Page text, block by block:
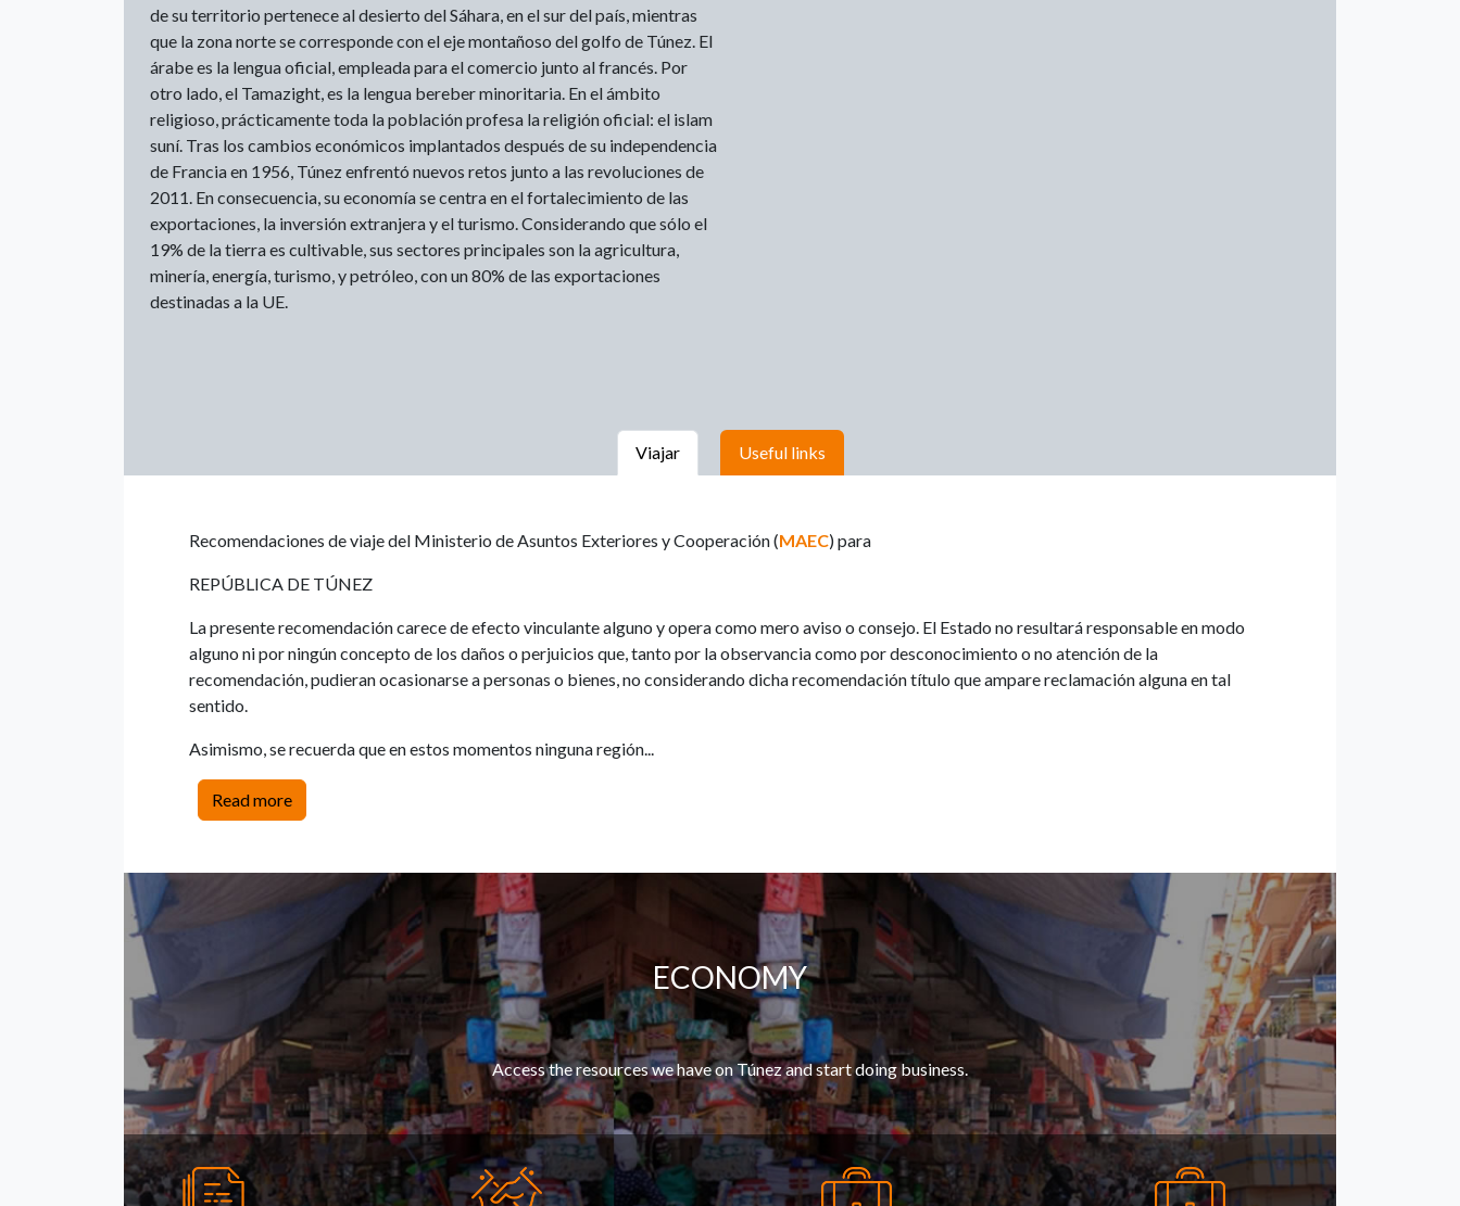
de su territorio pertenece al desierto del Sáhara, en el sur del país, mientras
que la zona norte se corresponde con el eje montañoso del golfo de Túnez. El
árabe es la lengua oficial, empleada para el comercio junto al francés. Por
otro lado, el Tamazight, es la lengua bereber minoritaria. En el ámbito
religioso, prácticamente toda la población profesa la religión oficial: el islam
suní. Tras los cambios económicos implantados después de su independencia
de Francia en 1956, Túnez enfrentó nuevos retos junto a las revoluciones de
2011. En consecuencia, su economía se centra en el fortalecimiento de las
exportaciones, la inversión extranjera y el turismo. Considerando que sólo el
19% de la tierra es cultivable, sus sectores principales son la agricultura,
minería, energía, turismo, y petróleo, con un 80% de las exportaciones
destinadas a la UE.
Viajar Useful links
Recomendaciones de viaje del Ministerio de Asuntos Exteriores y Cooperación (MAEC) para
REPÚBLICA DE TÚNEZ
La presente recomendación carece de efecto vinculante alguno y opera como mero aviso o consejo. El Estado no resultará responsable en modo
alguno ni por ningún concepto de los daños o perjuicios que, tanto por la observancia como por desconocimiento o no atención de la
recomendación, pudieran ocasionarse a personas o bienes, no considerando dicha recomendación título que ampare reclamación alguna en tal
sentido.
Asimismo, se recuerda que en estos momentos ninguna región...
Read more
ECONOMY
Access the resources we have on Túnez and start doing business.